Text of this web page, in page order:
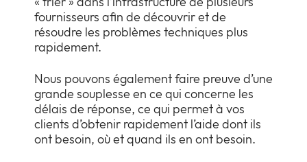
fournisseurs afin de découvrir et de
résoudre les problèmes techniques plus
rapidement.
Nous pouvons également faire preuve d’une
grande souplesse en ce qui concerne les
délais de réponse, ce qui permet à vos
clients d’obtenir rapidement l’aide dont ils
ont besoin, où et quand ils en ont besoin.